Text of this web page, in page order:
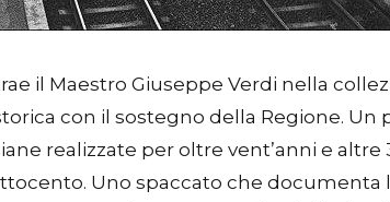
il Maestro Giuseppe Verdi nella
con il sostegno della Regione.
realizzate per oltre vent’anni e
Uno spaccato che documenta